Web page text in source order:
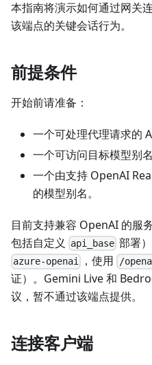
本指南将演示如何通过网关
该端点的关键会话行为。
前提条件
开始前请准备：
一个可处理代理请求的
一个可访问目标模型别
一个由支持 OpenAI
的模型别名。
目前支持兼容 OpenAI 的服
包括自定义
api_base 部署
azure-openai ，使用 /
证）。Gemini Live 和
议，暂不通过该端点提供。
连接客户端